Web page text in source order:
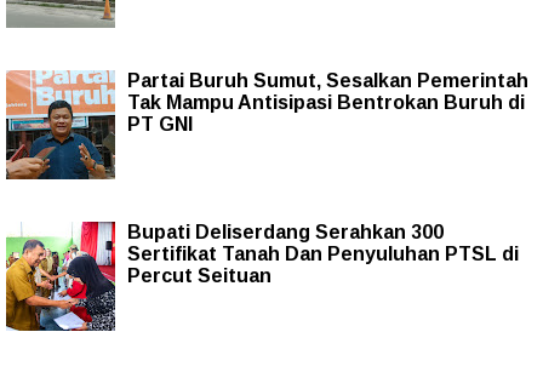
Partai Buruh Sumut, Sesalkan Pemerintah
Tak Mampu Antisipasi Bentrokan Buruh di
PT GNI
Bupati Deliserdang Serahkan 300
Sertifikat Tanah Dan Penyuluhan PTSL di
Percut Seituan